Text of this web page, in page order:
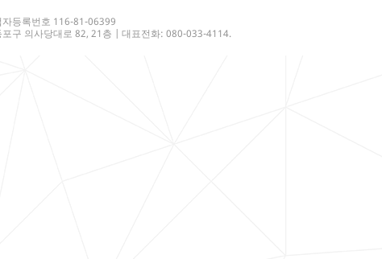
등록번호 116-81-06399
구 의사당대로 82, 21층 | 대표전화: 080-033-4114.